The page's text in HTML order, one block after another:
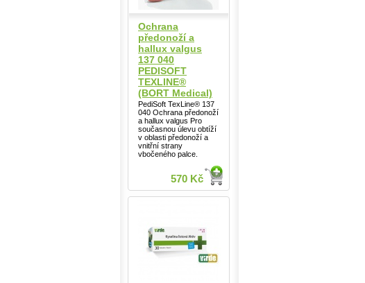
Ochrana
předonoží a
hallux valgus
137 040
PEDISOFT
TEXLINE®
(BORT Medical)
PediSoft TexLine® 137
040 Ochrana předonoží
a hallux valgus Pro
současnou úlevu obtíží
v oblasti předonoží a
vnitřní strany
vbočeného palce.
570 Kč